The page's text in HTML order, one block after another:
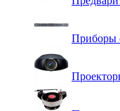
Приборы